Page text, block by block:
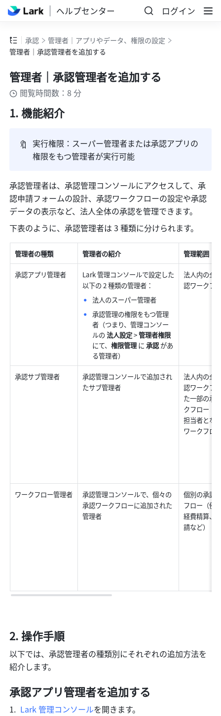
ヘルプセンター ログイン
承認
管理者｜アプリやデータ、権限の設定
管理者｜承認管理者を追加する
管理者｜承認管理者を追加する
閲覧時間数：8 分
機能紹介
🔖
実行権限：スーパー管理者または承認アプリの
権限をもつ管理者が実行可能
承認管理者は、承認管理コンソールにアクセスして、承
認申請フォームの設計、承認ワークフローの設定や承認
データの表示など、法人全体の承認を管理できます。
下表のように、承認管理者は 3 種類に分けられます。
管理者の種類 管理者の紹介 管理範囲
承認アプリ管理者
Lark 管理コンソールで設定した
以下の 2 種類の管理者：
法人のスーパー管理者
承認管理の権限をもつ管理
者（つまり、管理コンソー
ルの 法人設定 > 管理者権限
にて、権限管理 に 承認 があ
る管理者）
法人内の全
認ワークフ
承認サブ管理者
承認管理コンソールで追加され
たサブ管理者
法人内の全
認ワークフ
た一部の承
クフロー（
担当者とな
ワークフロ
ワークフロー管理者
承認管理コンソールで、個々の
承認ワークフローに追加された
管理者
個別の承認
フロー（例
経費精算、
請など）
操作手順
以下では、承認管理者の種類別にそれぞれの追加方法を
紹介します。
承認アプリ管理者を追加する
Lark 管理コンソールを開きます。